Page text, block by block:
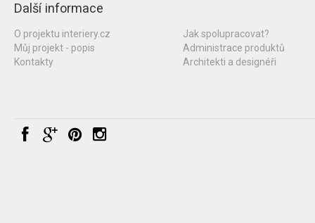
Další informace
O projektu interiery.cz
Můj projekt - popis
Kontakty
Jak spolupracovat?
Administrace produktů
Architekti a designéři